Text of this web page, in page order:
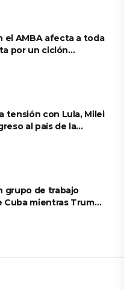
el AMBA afecta a toda
por un ciclón
tensión con Lula, Milei
al país de la
grupo de trabajo
Cuba mientras Trump